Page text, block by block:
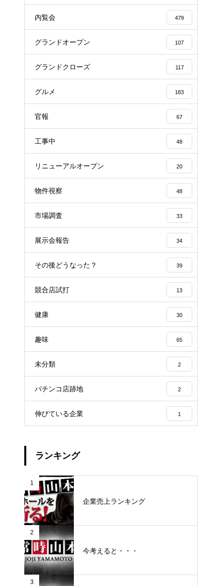
内覧会 479
グランドオープン 107
グランドクローズ 117
グルメ 183
官報 67
工事中 48
リニューアルオープン 20
物件視察 48
市場調査 33
展示会報告 34
その後どうなった？ 39
競合店試打 13
健康 30
趣味 65
未分類 2
パチンコ店跡地 2
伸びている企業 1
ランキング
1
企業売上ランキング
2
今考えると・・・
3